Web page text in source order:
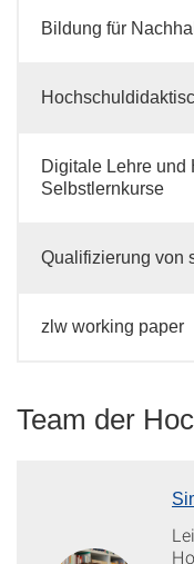
Bildung für
Digitale Lehre und
Selbstlernkurse
Qualifizierung von
zlw working paper
Team der